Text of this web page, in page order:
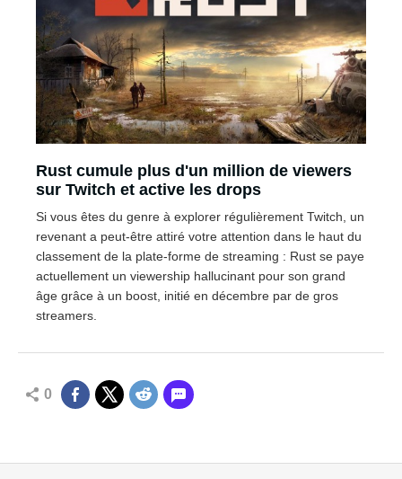
Rust cumule plus d'un million de viewers
sur Twitch et active les drops
Si vous êtes du genre à explorer régulièrement Twitch, un
revenant a peut-être attiré votre attention dans le haut du
classement de la plate-forme de streaming : Rust se paye
actuellement un viewership hallucinant pour son grand
âge grâce à un boost, initié en décembre par de gros
streamers.
0